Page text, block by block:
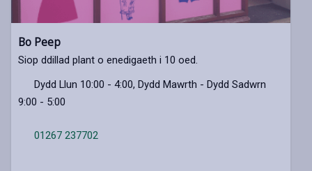
Bo Peep
Siop ddillad plant o enedigaeth i 10 oed.
Dydd Llun 10:00 - 4:00, Dydd Mawrth - Dydd Sadwrn
9:00 - 5:00
01267 237702